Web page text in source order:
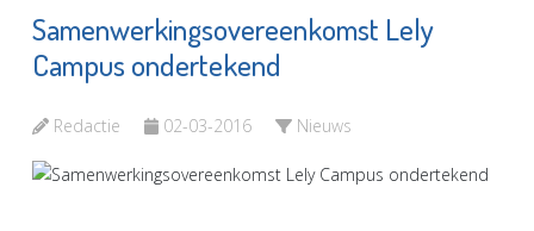
Samenwerkingsovereenkomst Lely
Campus ondertekend
Redactie 02-03-2016 Nieuws